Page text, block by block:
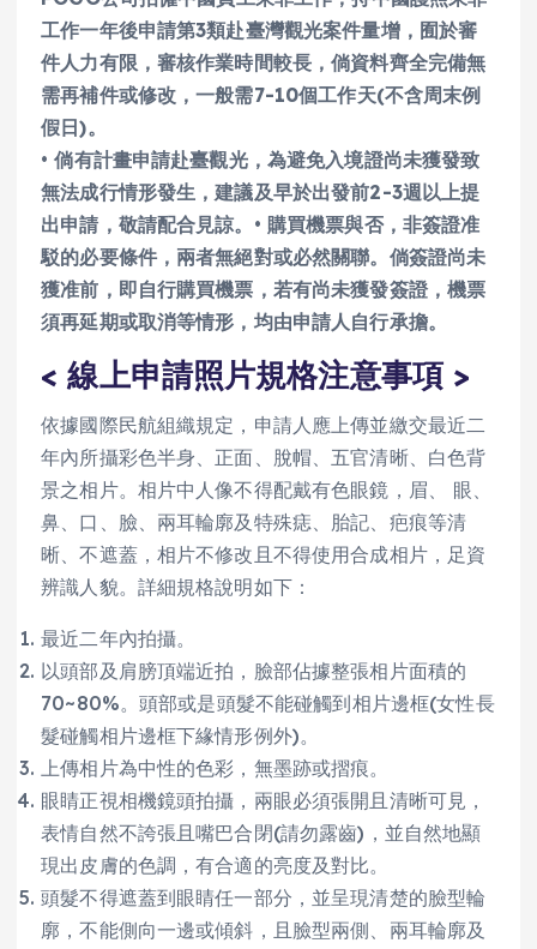
工作一年後申請第3類赴臺灣觀光案件量增，囿於審
件人力有限，審核作業時間較長，倘資料齊全完備無
需再補件或修改，一般需7-10個工作天(不含周末例
假日)。
• 倘有計畫申請赴臺觀光，為避免入境證尚未獲發致
無法成行情形發生，建議及早於出發前2-3週以上提
出申請，敬請配合見諒。 • 購買機票與否，非簽證准
駁的必要條件，兩者無絕對或必然關聯。倘簽證尚未
獲准前，即自行購買機票，若有尚未獲發簽證，機票
須再延期或取消等情形，均由申請人自行承擔。
< 線上申請照片規格注意事項 >
依據國際民航組織規定，申請人應上傳並繳交最近二
年內所攝彩色半身、正面、脫帽、五官清晰、白色背
景之相片。相片中人像不得配戴有色眼鏡，眉、 眼、
鼻、口、臉、兩耳輪廓及特殊痣、胎記、疤痕等清
晰、不遮蓋，相片不修改且不得使用合成相片，足資
辨識人貌。詳細規格說明如下：
最近二年內拍攝。
以頭部及肩膀頂端近拍，臉部佔據整張相片面積的
70~80%。頭部或是頭髮不能碰觸到相片邊框(女性長
髮碰觸相片邊框下緣情形例外)。
上傳相片為中性的色彩，無墨跡或摺痕。
眼睛正視相機鏡頭拍攝，兩眼必須張開且清晰可見，
表情自然不誇張且嘴巴合閉(請勿露齒)，並自然地顯
現出皮膚的色調，有合適的亮度及對比。
頭髮不得遮蓋到眼睛任一部分，並呈現清楚的臉型輪
廓，不能側向一邊或傾斜，且臉型兩側、兩耳輪廓及